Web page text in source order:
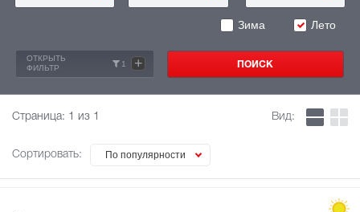
Зима Лето
ОТКРЫТЬ
ФИЛЬТР
1 +
Страница: 1 из 1
Сортировать: По популярности
Вид: